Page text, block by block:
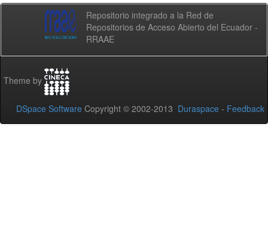
Repositorio integrado a la Red de
Repositorios de Acceso Abierto del Ecuador -
RRAAE
Theme by
DSpace Software Copyright © 2002-2013 Duraspace - Feedback